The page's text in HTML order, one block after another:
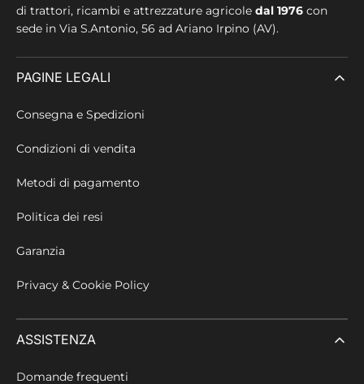
di trattori, ricambi e attrezzature agricole dal 1976 con
sede in Via S.Antonio, 56 ad Ariano Irpino (AV).
PAGINE LEGALI
Consegna e Spedizioni
Condizioni di vendita
Metodi di pagamento
Politica dei resi
Garanzia
Privacy & Cookie Policy
ASSISTENZA
Domande frequenti